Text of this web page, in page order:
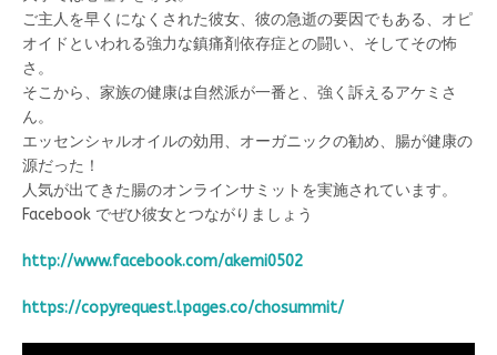
ご主人を早くになくされた彼女、彼の急逝の要因でもある、オピ
オイドといわれる強力な鎮痛剤依存症との闘い、そしてその怖
さ。
そこから、家族の健康は自然派が一番と、強く訴えるアケミさ
ん。
エッセンシャルオイルの効用、オーガニックの勧め、腸が健康の
源だった！
人気が出てきた腸のオンラインサミットを実施されています。
Facebook でぜひ彼女とつながりましょう
http://www.facebook.com/akemi0502
https://copyrequest.lpages.co/chosummit/